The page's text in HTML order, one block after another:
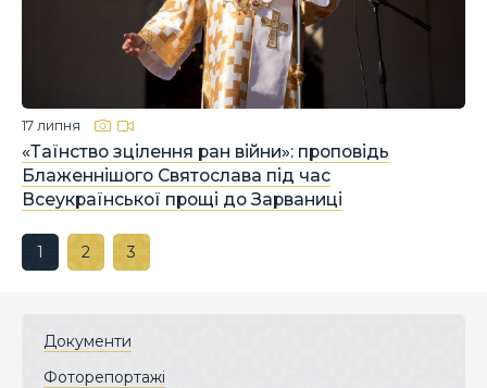
«Таїнство зцілення ран війни»: проповідь
Блаженнішого Святослава під час
Всеукраїнської прощі до Зарваниці
17 липня
1 2 3
Документи
Фоторепортажі